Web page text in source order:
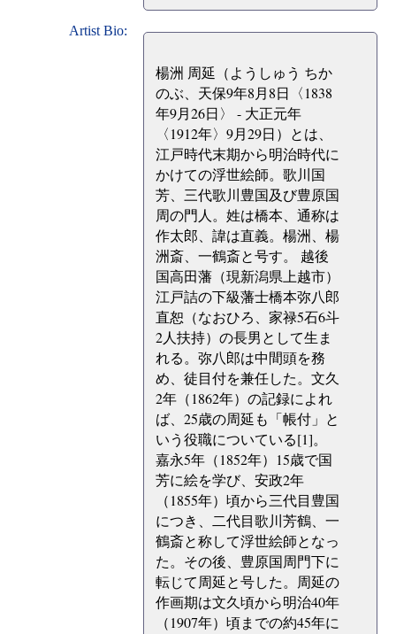
Artist Bio:
楊洲 周延（ようしゅう ちか
のぶ、天保9年8月8日〈1838
年9月26日〉 - 大正元年
〈1912年〉9月29日）とは、
江戸時代末期から明治時代に
かけての浮世絵師。歌川国
芳、三代歌川豊国及び豊原国
周の門人。姓は橋本、通称は
作太郎、諱は直義。楊洲、楊
洲斎、一鶴斎と号す。 越後
国高田藩（現新潟県上越市）
江戸詰の下級藩士橋本弥八郎
直恕（なおひろ、家禄5石6斗
2人扶持）の長男として生ま
れる。弥八郎は中間頭を務
め、徒目付を兼任した。文久
2年（1862年）の記録によれ
ば、25歳の周延も「帳付」と
いう役職についている[1]。
嘉永5年（1852年）15歳で国
芳に絵を学び、安政2年
（1855年）頃から三代目豊国
につき、二代目歌川芳鶴、一
鶴斎と称して浮世絵師となっ
た。その後、豊原国周門下に
転じて周延と号した。周延の
作画期は文久頃から明治40年
（1907年）頃までの約45年に